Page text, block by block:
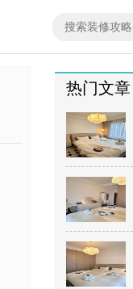
热门文章